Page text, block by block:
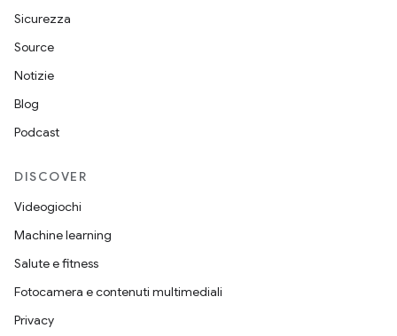
Sicurezza
Source
Notizie
Blog
Podcast
DISCOVER
Videogiochi
Machine learning
Salute e fitness
Fotocamera e contenuti multimediali
Privacy